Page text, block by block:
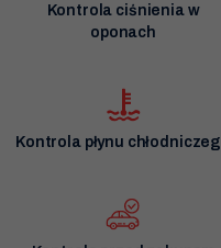
Kontrola ciśnienia w
oponach
Kontrola płynu